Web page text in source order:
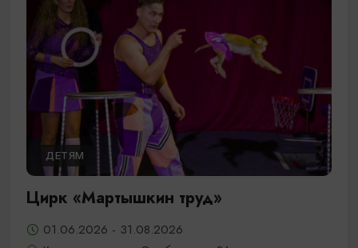
ДЕТЯМ
Цирк «Мартышкин труд»
01.06.2026 - 31.08.2026